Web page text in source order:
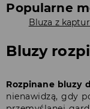
Popularne
Bluza z
Bluzy
Rozpinane bluzy
nienawidzą, gdy